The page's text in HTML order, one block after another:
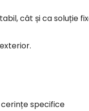
specifice